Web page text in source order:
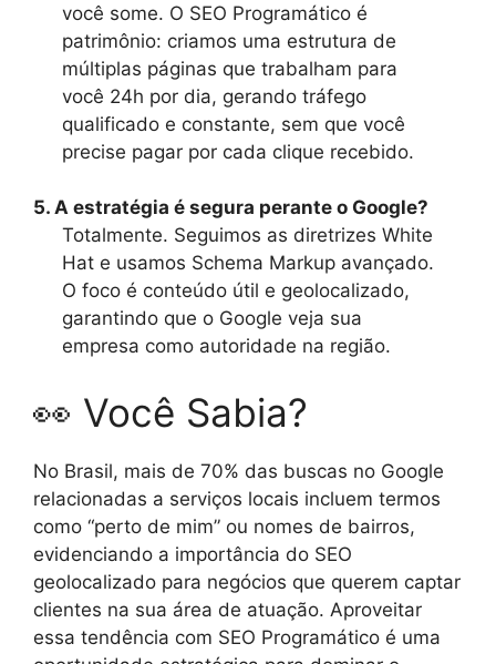
você some. O SEO Programático é
patrimônio: criamos uma estrutura de
múltiplas páginas que trabalham para
você 24h por dia, gerando tráfego
qualificado e constante, sem que você
precise pagar por cada clique recebido.
5. A estratégia é segura perante o Google?
Totalmente. Seguimos as diretrizes White
Hat e usamos Schema Markup avançado.
O foco é conteúdo útil e geolocalizado,
garantindo que o Google veja sua
empresa como autoridade na região.
👀 Você Sabia?
No Brasil, mais de 70% das buscas no Google
relacionadas a serviços locais incluem termos
como “perto de mim” ou nomes de bairros,
evidenciando a importância do SEO
geolocalizado para negócios que querem captar
clientes na sua área de atuação. Aproveitar
essa tendência com SEO Programático é uma